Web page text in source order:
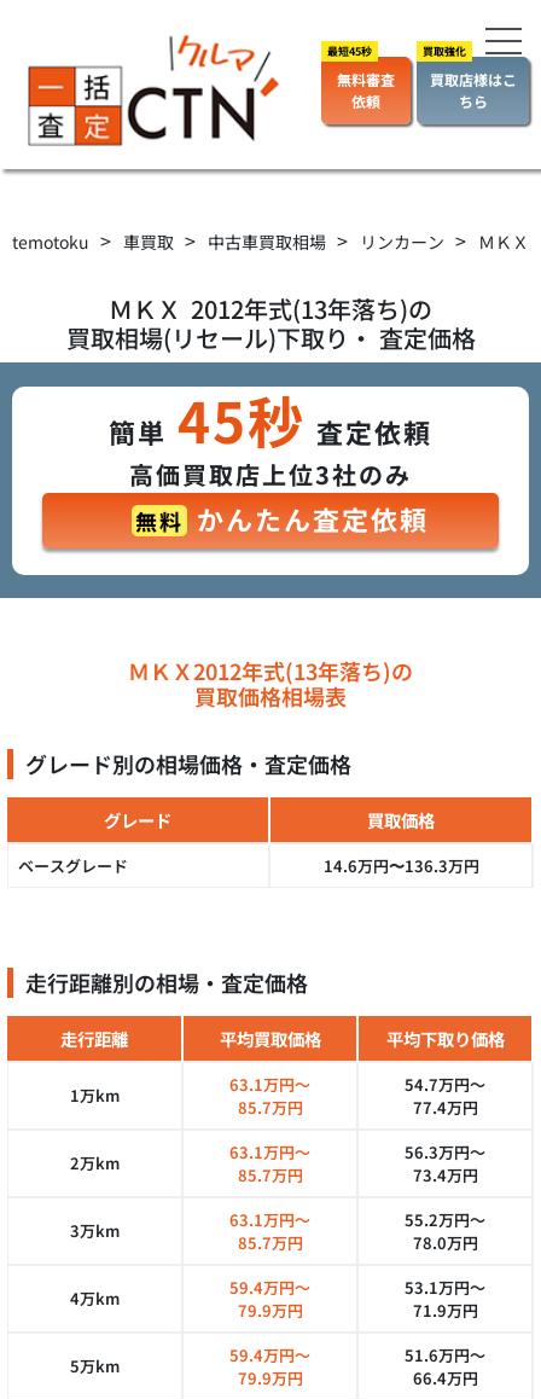
無料審査
依頼
買取店様はこ
ちら
temotoku > 車買取 > 中古車買取相場 > リンカーン > ＭＫＸ
ＭＫＸ 2012年式(13年落ち)の
買取相場(リセール)下取り・ 査定価格
簡単 45秒 査定依頼
高価買取店上位3社のみ
無料 かんたん査定依頼
ＭＫＸ2012年式(13年落ち)の
買取価格相場表
グレード別の相場価格・査定価格
グレード 買取価格
ベースグレード 14.6万円〜136.3万円
走行距離別の相場・査定価格
走行距離 平均買取価格 平均下取り価格
1万km
63.1万円～
85.7万円
54.7万円～
77.4万円
2万km
63.1万円～
85.7万円
56.3万円～
73.4万円
3万km
63.1万円～
85.7万円
55.2万円～
78.0万円
4万km
59.4万円～
79.9万円
53.1万円～
71.9万円
5万km
59.4万円～
79.9万円
51.6万円～
66.4万円